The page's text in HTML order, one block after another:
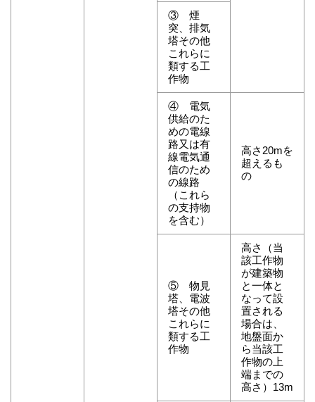
③ 煙
突、排気
塔その他
これらに
類する工
作物
④ 電気
供給のた
めの電線
路又は有
線電気通
信のため
の線路
（これら
の支持物
を含む）
高さ20mを
超えるも
の
⑤ 物見
塔、電波
塔その他
これらに
類する工
作物
高さ（当
該工作物
が建築物
と一体と
なって設
置される
場合は、
地盤面か
ら当該工
作物の上
端までの
高さ）13m